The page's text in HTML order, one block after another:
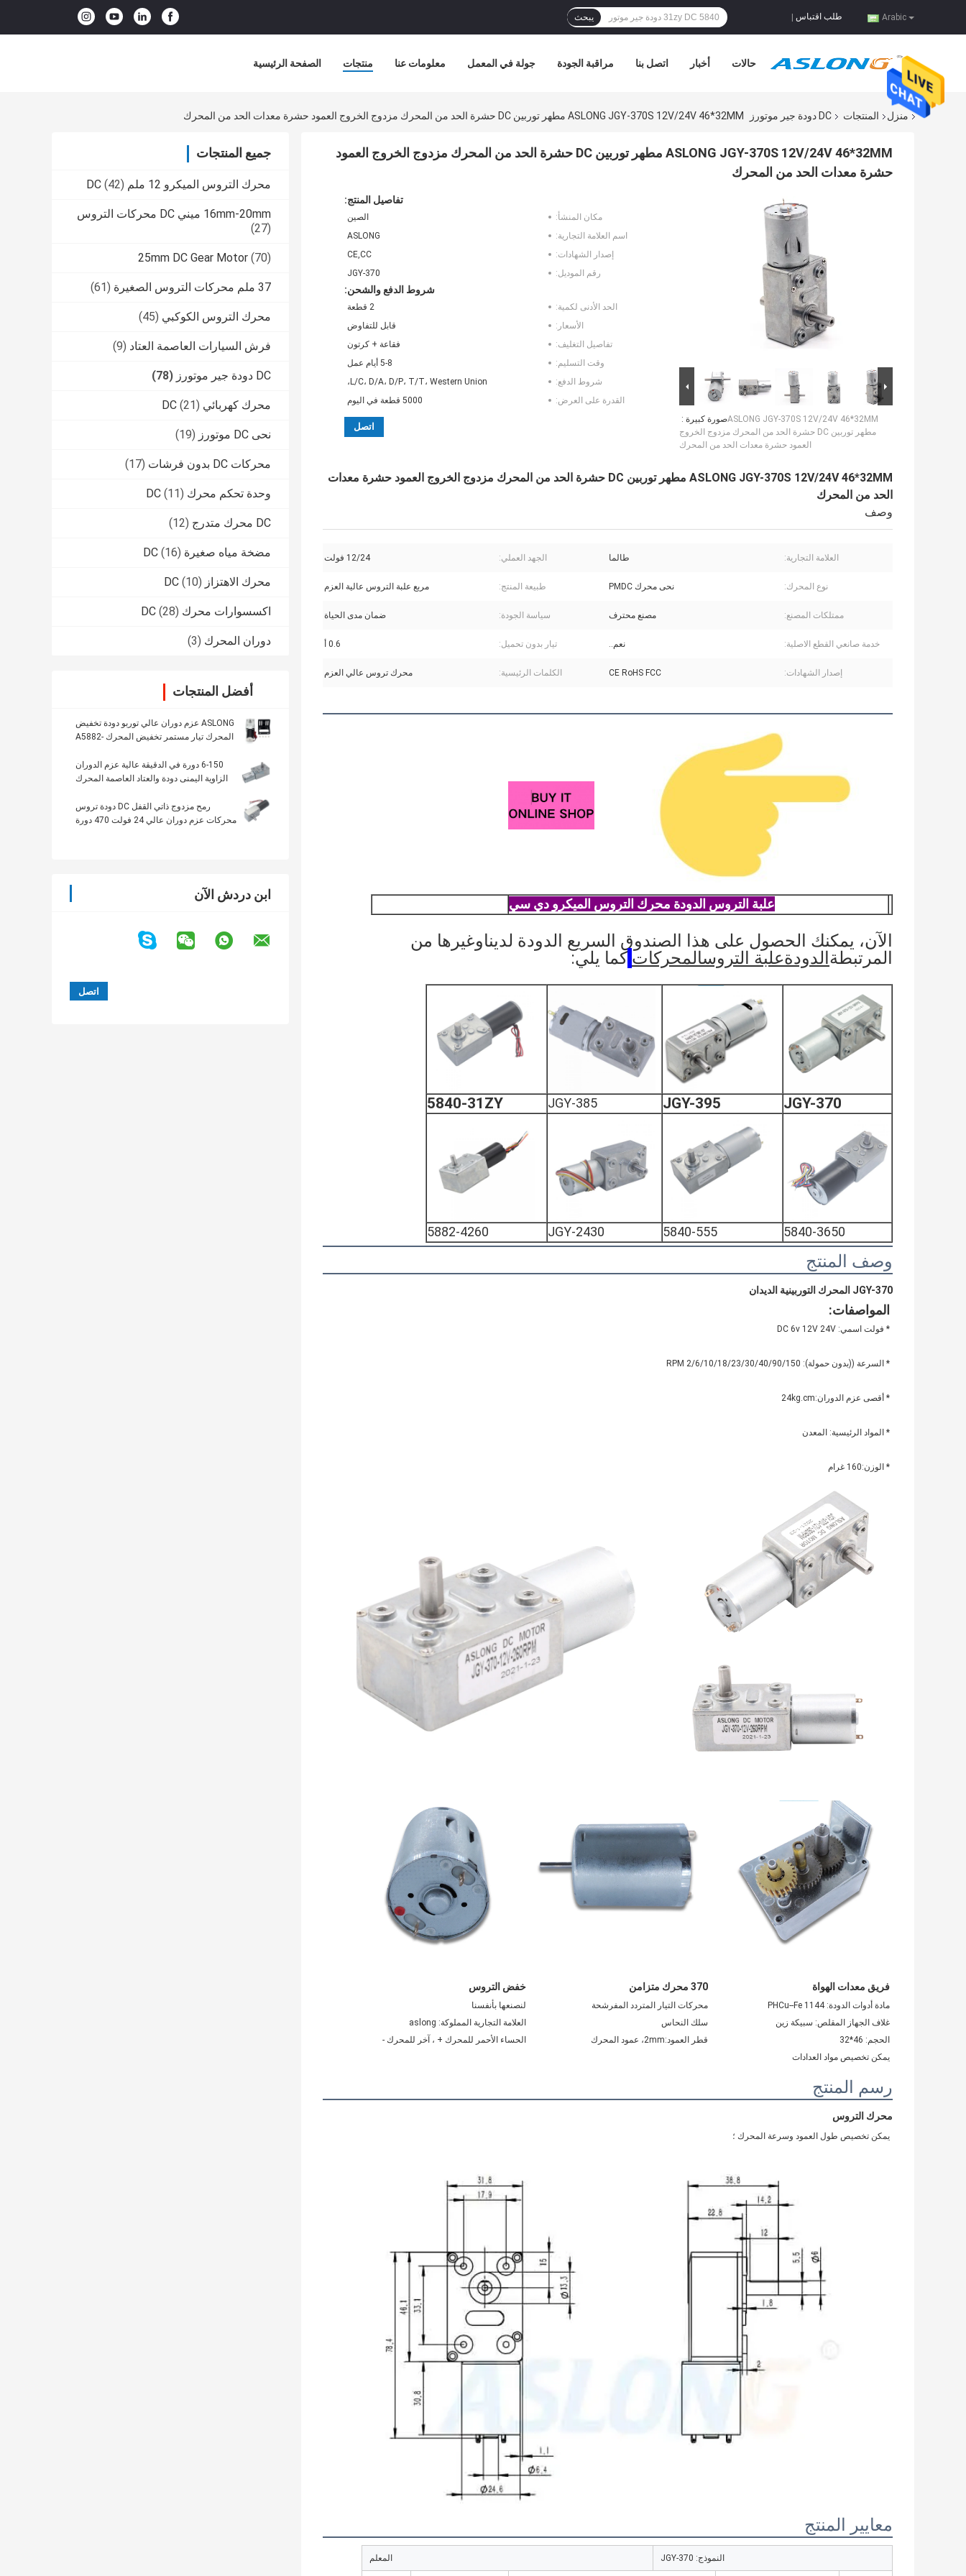
Arabic طلب اقتباس يبحث
الصفحة الرئيسية منتجات معلومات عنا جولة في المعمل مراقبة الجودة اتصل بنا أخبار حالات
منزل المنتجات DC دودة جير موتورز ASLONG JGY-370S 12V/24V 46*32MM مطهر توربين DC حشرة الحد من المحرك مزدوج الخروج العمود حشرة معدات الحد من المحرك
جميع المنتجات
محرك التروس الميكرو 12 ملم DC (42)
16mm-20mm ميني DC محركات التروس
(27)
25mm DC Gear Motor (70)
37 ملم محركات التروس الصغيرة (61)
محرك التروس الكوكبي (45)
فرش السيارات العاصمة العتاد (9)
DC دودة جير موتورز (78)
محرك كهربائي DC (21)
نحى DC موتورز (19)
محركات DC بدون فرشات (17)
وحدة تحكم محرك DC (11)
DC محرك متدرج (12)
مضخة مياه صغيرة DC (16)
محرك الاهتزاز DC (10)
اكسسوارات محرك DC (28)
دوران المحرك (3)
أفضل المنتجات
ASLONG عزم دوران عالي توربو دودة تخفيض
المحرك تيار مستمر تخفيض المحرك A5882-
في الدقيقة مع القفل الذاتي
6-150 دورة في الدقيقة عالية عزم الدوران
الزاوية اليمنى دودة والعتاد العاصمة المحرك
رمح مزدوج ذاتي القفل DC دودة تروس
محركات عزم دوران عالي 24 فولت 470 دورة
ابن دردش الآن
ASLONG JGY-370S 12V/24V 46*32MM مطهر توربين DC حشرة الحد من المحرك مزدوج الخروج العمود
حشرة معدات الحد من المحرك
صورة كبيرة :ASLONG JGY-370S 12V/24V 46*32MM
مطهر توربين DC حشرة الحد من المحرك مزدوج الخروج
العمود حشرة معدات الحد من المحرك
تفاصيل المنتج:
مكان المنشأ:
الصين
اسم العلامة التجارية:
ASLONG
إصدار الشهادات:
CE,CC
رقم الموديل:
JGY-370
شروط الدفع والشحن:
الحد الأدنى لكمية:
2 قطعة
الأسعار:
قابل للتفاوض
تفاصيل التغليف:
فقاعة + كرتون
وقت التسليم:
5-8 أيام عمل
شروط الدفع:
L/C، D/A، D/P، T/T، Western Union،
القدرة على العرض:
5000 قطعة في اليوم
اتصل
ASLONG JGY-370S 12V/24V 46*32MM مطهر توربين DC حشرة الحد من المحرك مزدوج الخروج العمود حشرة معدات
الحد من المحرك
وصف
العلامة التجارية: طالما الجهد العملي: 12/24 فولت
نوع المحرك: نحى محرك PMDC طبيعة المنتج: مربع علبة التروس عالية العزم
ممتلكات المصنع: مصنع محترف سياسة الجودة: ضمان مدى الحياة
خدمة صانعي القطع الاصلية: نعم.. تيار بدون تحميل: 0.6 أ
إصدار الشهادات: CE RoHS FCC الكلمات الرئيسية: محرك تروس عالي العزم
علبة التروس الدودة محرك التروس الميكرو دي سي
الآن، يمكنك الحصول على هذا الصندوق السريع الدودة لديناوغيرها من
المرتبطة الدودةعلبة التروسالمحركات كما يلي:
JGY-370
JGY-395
JGY-385
5840-31ZY
5840-3650
5840-555
JGY-2430
5882-4260
وصف المنتج
JGY-370 المحرك التوربينية الديدان
المواصفات:
* فولت اسمي: DC 6v 12V 24V
* السرعة ((بدون حمولة): 2/6/10/18/23/30/40/90/150 RPM
* أقصى عزم الدوران:24kg.cm
* المواد الرئيسية: المعدن
* الوزن:160 غرام
فريق معدات الهواة
مادة أدوات الدودة: PHCu--Fe 1144
غلاف الجهاز المقلص: سبيكة زين
الحجم: 46*32
يمكن تخصيص مواد العدادات
370 محرك متزامن
محركات التيار المتردد المفرشحة
سلك النحاس
قطر العمود:2mm، عمود المحرك
خفض التروس
لنصنعها بأنفسنا
العلامة التجارية المملوكة: aslong
الحساء الأحمر للمحرك + ، آخر للمحرك -
رسم المنتج
محرك التروس
يمكن تخصيص طول العمود وسرعة المحرك ؛
معايير المنتج
النموذج: JGY-370 المعلم